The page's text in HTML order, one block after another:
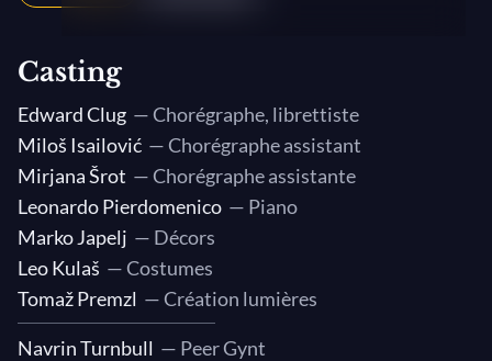
Casting
Edward Clug — Chorégraphe, librettiste
Miloš Isailović — Chorégraphe assistant
Mirjana Šrot — Chorégraphe assistante
Leonardo Pierdomenico — Piano
Marko Japelj — Décors
Leo Kulaš — Costumes
Tomaž Premzl — Création lumières
Navrin Turnbull — Peer Gynt